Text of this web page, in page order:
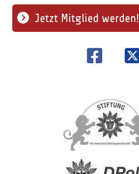
Jetzt Mitglied werden!